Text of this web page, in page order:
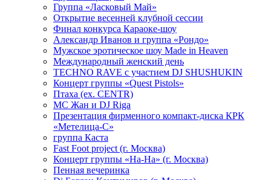
Группа «Ласковый Май»
Открытие весенней клубной сессии
Финал конкурса Караоке-шоу
Александр Иванов и группа «Рондо»
Мужское эротическое шоу Made in Heaven
Международный женский день
TECHNO RAVE с участием DJ SHUSHUKIN
Концерт группы «Quest Pistols»
Птаха (ex. CENTR)
МС Жан и DJ Riga
Презентация фирменного компакт-диска КРК
«Метелица-С»
группа Каста
Fast Foot project (г. Москва)
Концерт группы «На-На» (г. Москва)
Пенная вечеринка